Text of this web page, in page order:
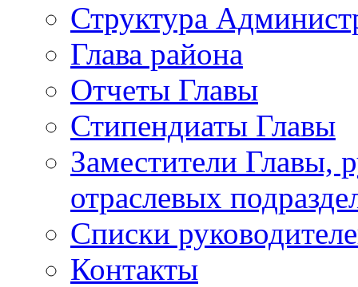
Структура
Глава района
Отчеты Главы
Стипендиаты Главы
Заместители Главы,
отраслевых
Списки
Контакты